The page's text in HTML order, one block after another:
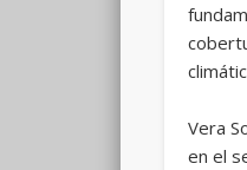
Vera
en el